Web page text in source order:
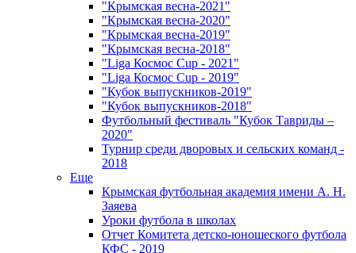
"Крымская весна-2021"
"Крымская весна-2020"
"Крымская весна-2019"
"Крымская весна-2018"
"Liga Космос Cup - 2021"
"Liga Космос Cup - 2019"
"Кубок выпускников-2019"
"Кубок выпускников-2018"
Футбольный фестиваль "Кубок Тавриды –
2020"
Турнир среди дворовых и сельских команд -
2018
Еще
Крымская футбольная академия имени А. Н.
Заяева
Уроки футбола в школах
Отчет Комитета детско-юношеского футбола
КФС - 2019